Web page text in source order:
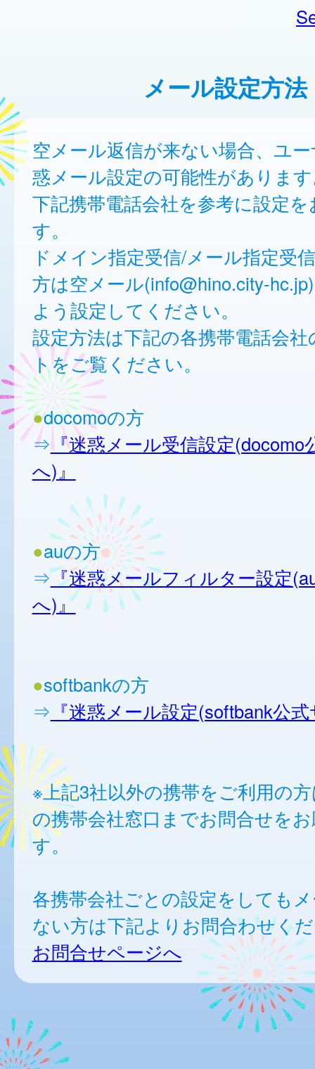
メール設定方法
空メール返信が来ない場合、ユ
惑メール設定の可能性がありま
下記携帯電話会社を参考に設定
す。
ドメイン指定受信/メール指定受
方は空メール(info@hino.city-
よう設定してください。
設定方法は下記の各携帯電話会
トをご覧ください。
●docomoの方
⇒『迷惑メール受信設定(docomo
へ)』
●auの方
⇒『迷惑メールフィルター設定
へ)』
●softbankの方
⇒ 『迷惑メール設定(softbank公
※上記3社以外の携帯をご利用の
の携帯会社窓口までお問合せを
す。
各携帯会社ごとの設定をしても
ない方は下記よりお問合わせく
お問合せページへ